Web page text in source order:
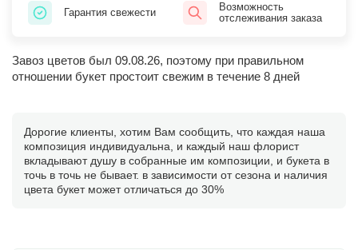
Гарантия свежести
Возможность
отслеживания заказа
Завоз цветов был 09.08.26, поэтому при правильном
отношении букет простоит свежим в течение 8 дней
Дорогие клиенты, хотим Вам сообщить, что каждая наша
композиция индивидуальна, и каждый наш флорист
вкладывают душу в собранные им композиции, и букета в
точь в точь не бывает. в зависимости от сезона и наличия
цвета букет может отличаться до 30%